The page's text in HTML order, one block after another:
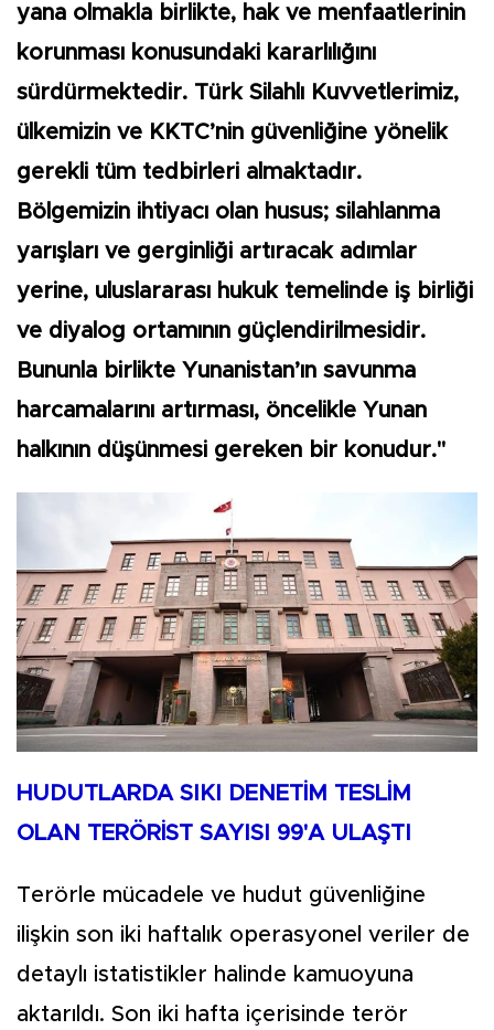
yana olmakla birlikte, hak ve menfaatlerinin
korunması konusundaki kararlılığını
sürdürmektedir. Türk Silahlı Kuvvetlerimiz,
ülkemizin ve KKTC’nin güvenliğine yönelik
gerekli tüm tedbirleri almaktadır.
Bölgemizin ihtiyacı olan husus; silahlanma
yarışları ve gerginliği artıracak adımlar
yerine, uluslararası hukuk temelinde iş birliği
ve diyalog ortamının güçlendirilmesidir.
Bununla birlikte Yunanistan’ın savunma
harcamalarını artırması, öncelikle Yunan
halkının düşünmesi gereken bir konudur."
HUDUTLARDA SIKI DENETİM TESLİM
OLAN TERÖRİST SAYISI 99'A ULAŞTI
Terörle mücadele ve hudut güvenliğine
ilişkin son iki haftalık operasyonel veriler de
detaylı istatistikler halinde kamuoyuna
aktarıldı. Son iki hafta içerisinde terör